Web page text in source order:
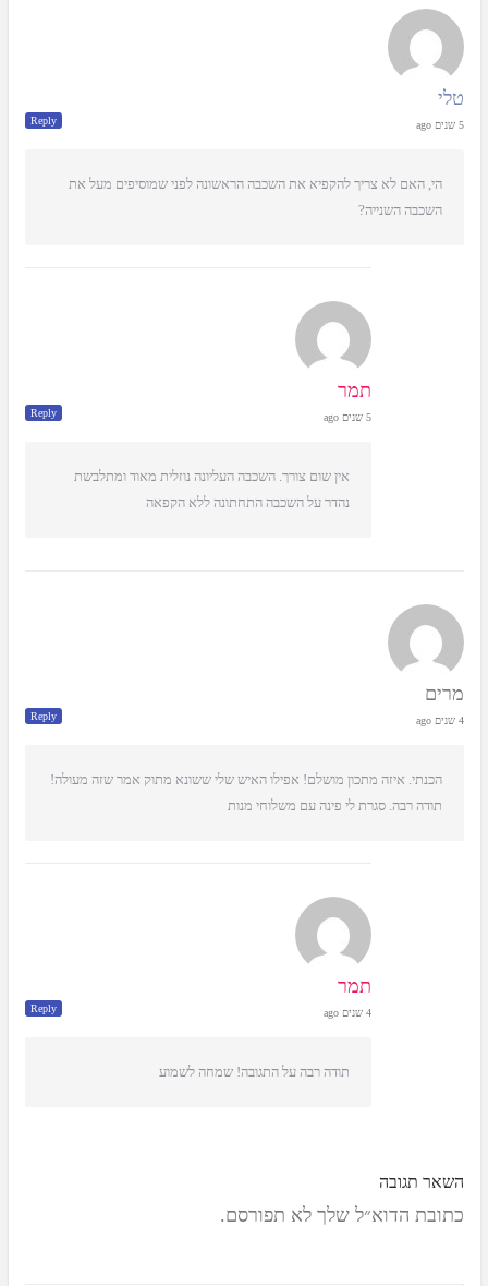
טלי
5 שנים ago Reply
הי, האם לא צריך להקפיא את השכבה הראשונה לפני שמוסיפים מעל את
השכבה השנייה?
תמר
5 שנים ago Reply
אין שום צורך. השכבה העליונה נוזלית מאוד ומתלבשת
נהדר על השכבה התחתונה ללא הקפאה
מרים
4 שנים ago Reply
הכנתי. איזה מתכון מושלם! אפילו האיש שלי ששונא מתוק אמר שזה מעולה!
תודה רבה. סגרת לי פינה עם משלוחי מנות
תמר
4 שנים ago Reply
תודה רבה על התגובה! שמחה לשמוע
השאר תגובה
כתובת הדוא״ל שלך לא תפורסם.